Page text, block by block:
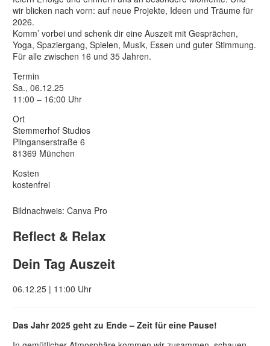
wir blicken nach vorn: auf neue Projekte, Ideen und Träume für
2026.
Komm’ vorbei und schenk dir eine Auszeit mit Gesprächen,
Yoga, Spaziergang, Spielen, Musik, Essen und guter Stimmung.
Für alle zwischen 16 und 35 Jahren.
Termin
Sa., 06.12.25
11:00 – 16:00 Uhr
Ort
Stemmerhof Studios
Plinganserstraße 6
81369 München
Kosten
kostenfrei
Bildnachweis: Canva Pro
Reflect & Relax
Dein Tag Auszeit
06.12.25 | 11:00 Uhr
Das Jahr 2025 geht zu Ende – Zeit für eine Pause!